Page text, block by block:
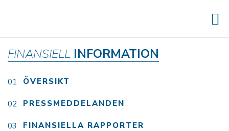
FINANSIELL INFORMATION
ÖVERSIKT
PRESSMEDDELANDEN
FINANSIELLA RAPPORTER